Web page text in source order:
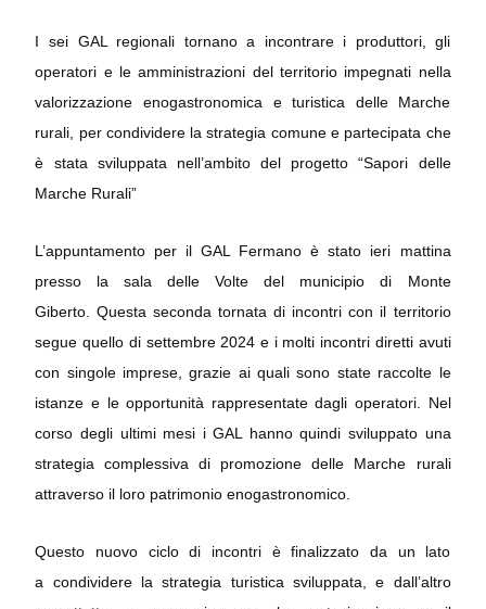
I sei GAL regionali tornano a incontrare i produttori, gli
operatori e le amministrazioni del territorio impegnati nella
valorizzazione enogastronomica e turistica delle Marche
rurali, per condividere la strategia comune e partecipata che
è stata sviluppata nell’ambito del progetto “Sapori delle
Marche Rurali”
L’appuntamento per il GAL Fermano è stato ieri mattina
presso la sala delle Volte del municipio di Monte
Giberto. Questa seconda tornata di incontri con il territorio
segue quello di settembre 2024 e i molti incontri diretti avuti
con singole imprese, grazie ai quali sono state raccolte le
istanze e le opportunità rappresentate dagli operatori. Nel
corso degli ultimi mesi i GAL hanno quindi sviluppato una
strategia complessiva di promozione delle Marche rurali
attraverso il loro patrimonio enogastronomico.
Questo nuovo ciclo di incontri è finalizzato da un lato
a condividere la strategia turistica sviluppata, e dall’altro